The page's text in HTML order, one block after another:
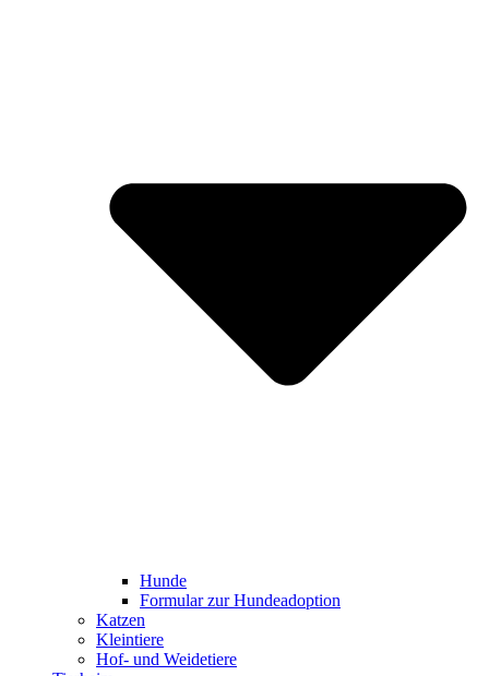
Hunde
Formular zur Hundeadoption
Katzen
Kleintiere
Hof- und Weidetiere